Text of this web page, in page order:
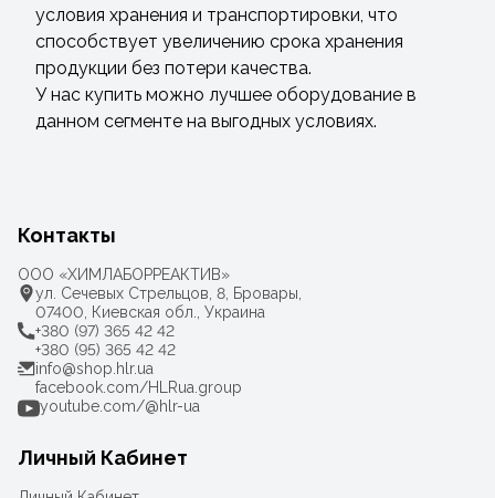
условия хранения и транспортировки, что
способствует увеличению срока хранения
продукции без потери качества.
У нас купить можно лучшее оборудование в
данном сегменте на выгодных условиях.
Контакты
ООО «ХИМЛАБОРРЕАКТИВ»
ул. Сечевых Стрельцов, 8, Бровары,
07400, Киевская обл., Украина
+380 (97) 365 42 42
+380 (95) 365 42 42
info@shop.hlr.ua
facebook.com/HLRua.group
youtube.com/@hlr-ua
Личный Кабинет